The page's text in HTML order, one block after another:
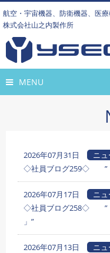
航空・宇宙機器、防衛機器、医
株式会社山之内製作所
MENU
2026年07月31日
ニ
◇社員ブログ259◇ ”
2026年07月17日
ニ
◇社員ブログ258◇ ”「
」”
2026年07月13日
ニ